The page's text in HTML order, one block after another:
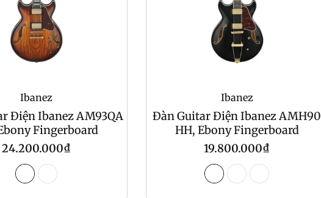
Ibanez
Điện Ibanez AM93QA
Fingerboard
Regular
price
24.200.000₫
Ibanez
Đàn Guitar Điện Ibanez AMH90
HH, Ebony Fingerboard
Regular
price
19.800.000₫